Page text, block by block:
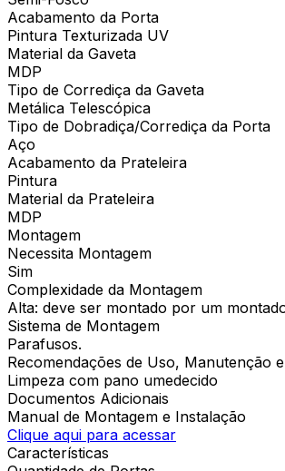
Acabamento da Porta
Pintura Texturizada UV
Material da Gaveta
MDP
Tipo de Corrediça da Gaveta
Metálica Telescópica
Tipo de Dobradiça/Corrediça da Porta
Aço
Acabamento da Prateleira
Pintura
Material da Prateleira
MDP
Montagem
Necessita Montagem
Sim
Complexidade da Montagem
Alta: deve ser montado por um
Sistema de Montagem
Parafusos.
Recomendações de Uso, Manutenção
Limpeza com pano umedecido
Documentos Adicionais
Manual de Montagem e Instalação
Clique aqui para acessar
Características